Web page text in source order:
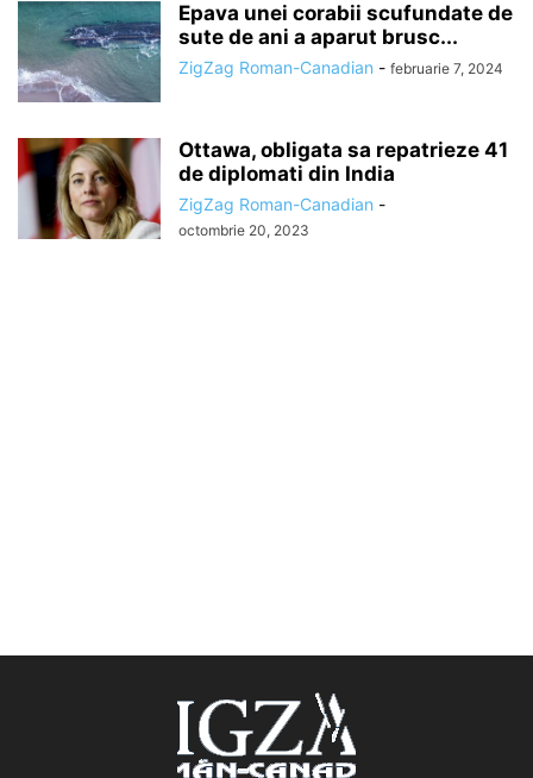
Epava unei corabii scufundate de
sute de ani a aparut brusc...
ZigZag Roman-Canadian - februarie 7, 2024
Ottawa, obligata sa repatrieze 41
de diplomati din India
ZigZag Roman-Canadian -
octombrie 20, 2023